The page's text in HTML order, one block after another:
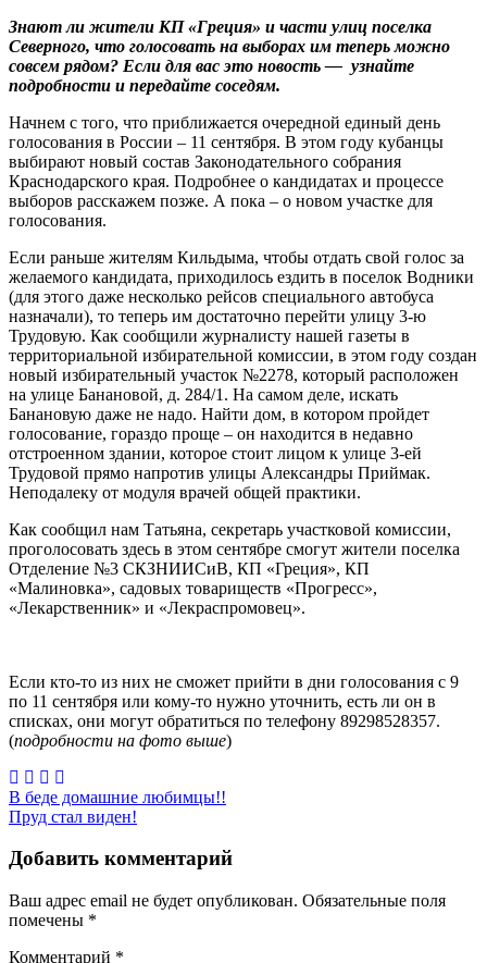
Знают ли жители КП «Греция» и части улиц поселка
Северного, что голосовать на выборах им теперь можно
совсем рядом? Если для вас это новость — узнайте
подробности и передайте соседям.
Начнем с того, что приближается очередной единый день
голосования в России – 11 сентября. В этом году кубанцы
выбирают новый состав Законодательного собрания
Краснодарского края. Подробнее о кандидатах и процессе
выборов расскажем позже. А пока – о новом участке для
голосования.
Если раньше жителям Кильдыма, чтобы отдать свой голос за
желаемого кандидата, приходилось ездить в поселок Водники
(для этого даже несколько рейсов специального автобуса
назначали), то теперь им достаточно перейти улицу 3-ю
Трудовую. Как сообщили журналисту нашей газеты в
территориальной избирательной комиссии, в этом году создан
новый избирательный участок №2278, который расположен
на улице Банановой, д. 284/1. На самом деле, искать
Банановую даже не надо. Найти дом, в котором пройдет
голосование, гораздо проще – он находится в недавно
отстроенном здании, которое стоит лицом к улице 3-ей
Трудовой прямо напротив улицы Александры Приймак.
Неподалеку от модуля врачей общей практики.
Как сообщил нам Татьяна, секретарь участковой комиссии,
проголосовать здесь в этом сентябре смогут жители поселка
Отделение №3 СКЗНИИСиВ, КП «Греция», КП
«Малиновка», садовых товариществ «Прогресс»,
«Лекарственник» и «Лекраспромовец».
Если кто-то из них не сможет прийти в дни голосования с 9
по 11 сентября или кому-то нужно уточнить, есть ли он в
списках, они могут обратиться по телефону 89298528357.
(подробности на фото выше)
Навигация
по
записям
В беде домашние любимцы!!
Пруд стал виден!
Добавить комментарий
Ваш адрес email не будет опубликован. Обязательные поля
помечены *
Комментарий *